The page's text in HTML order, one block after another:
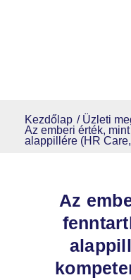
Kezdőlap / Üzleti
Az emberi érték,
alappillére (HR
Az